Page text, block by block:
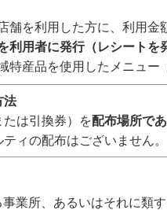
舗を利用した方に、利用金
利用者に発行（レシートを
特産品を使用したメニュー
法
は引換券）を配布場所で
ィの配布はございません。
業所、あるいはそれに類